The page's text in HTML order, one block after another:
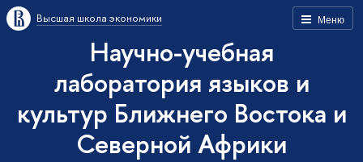
Меню
Высшая школа экономики
Научно-учебная
лаборатория языков и
культур Ближнего Востока и
Северной Африки